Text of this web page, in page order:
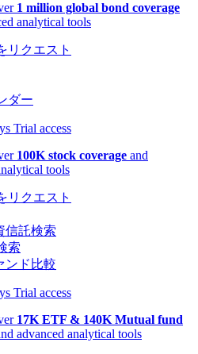
1 million global bond coverage
analytical tools
リクエスト
ダー
Trial access
100K stock coverage and
tools
リクエスト
信託検索
索
ンド比較
Trial access
17K ETF & 140K Mutual fund
advanced analytical tools